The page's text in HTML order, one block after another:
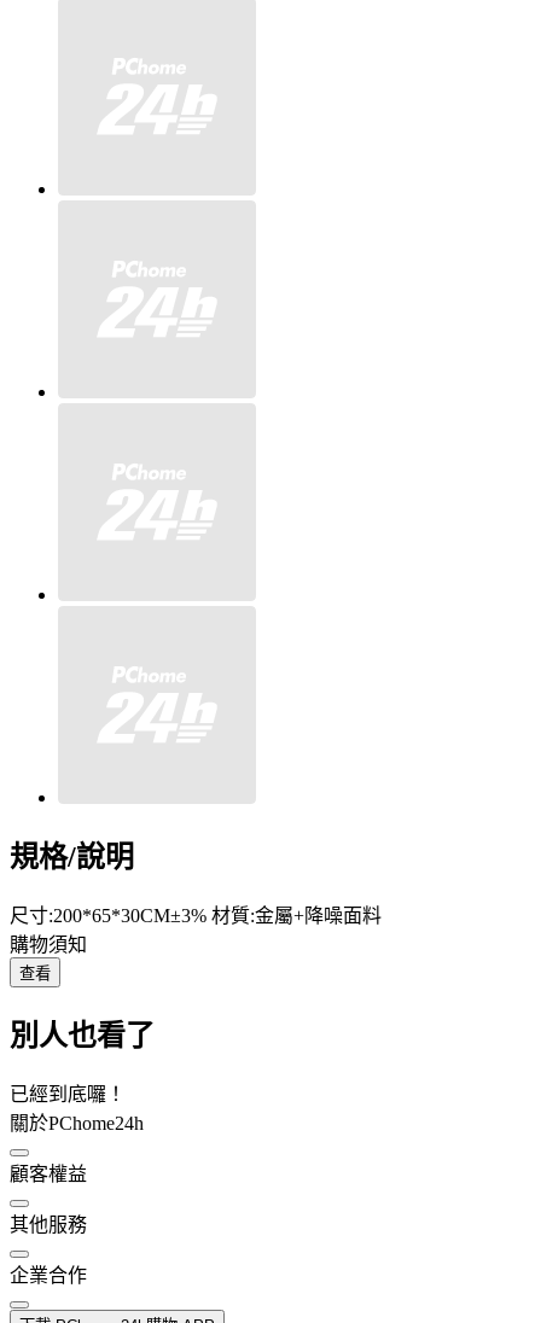
規格/說明
尺寸:200*65*30CM±3% 材質:金屬+降噪面料
購物須知
查看
別人也看了
已經到底囉！
關於PChome24h
顧客權益
其他服務
企業合作